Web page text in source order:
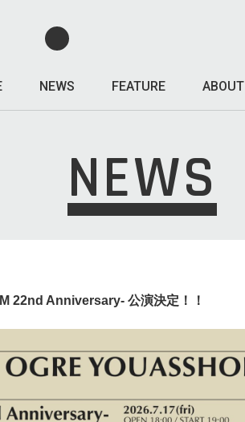
NEWS FEATURE ABOUT
NEWS
22nd Anniversary- 公演決定！！